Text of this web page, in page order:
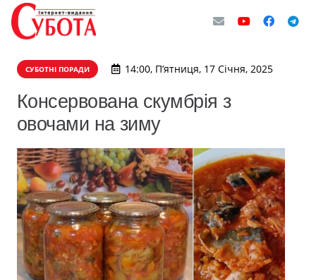
СУБОТНІ ПОРАДИ 14:00, П’ятниця, 17 Січня, 2025
Консервована скумбрія з
овочами на зиму